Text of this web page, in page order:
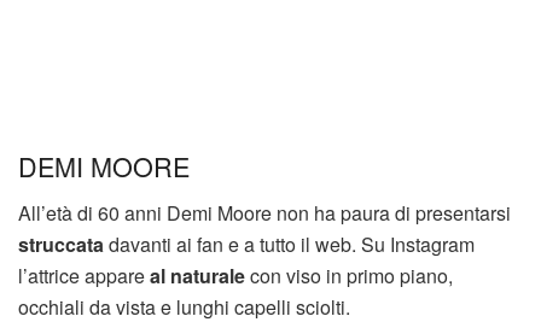
DEMI MOORE
All’età di 60 anni Demi Moore non ha paura di presentarsi
struccatadavanti ai fan e a tutto il web. Su Instagram
l’attrice appareal naturalecon viso in primo piano,
occhiali da vista e lunghi capelli sciolti.